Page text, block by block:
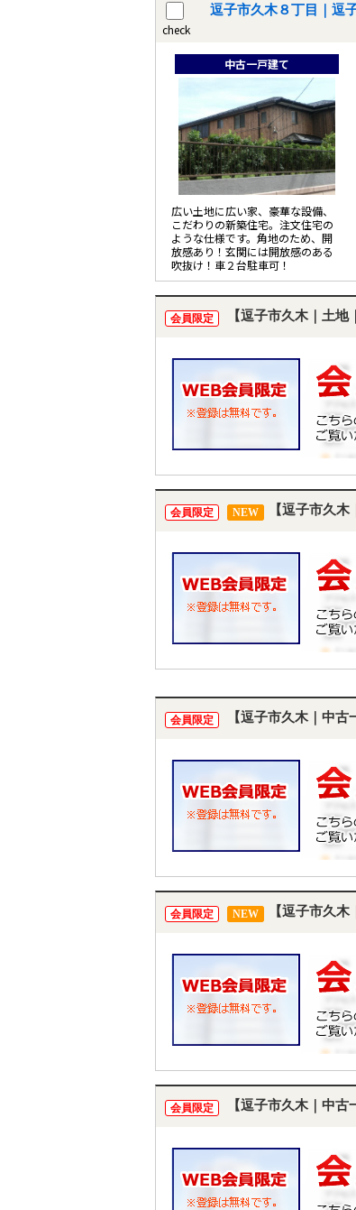
check
逗子市久木８丁目｜逗
中古一戸建て
広い土地に広い家、豪華な設備、
こだわりの新築住宅。注文住宅の
ような仕様です。角地のため、開
放感あり！玄関には開放感のある
吹抜け！車２台駐車可！
会員限定 【逗子市久木｜土地
会員限定 NEW 【逗子市久
会員限定 【逗子市久木｜中古
会員限定 NEW 【逗子市久
会員限定 【逗子市久木｜中古